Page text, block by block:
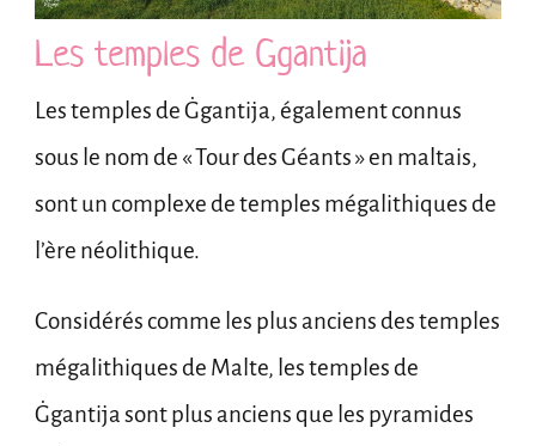
Les temples de Ggantija
Les temples de Ġgantija, également connus
sous le nom de « Tour des Géants » en maltais,
sont un complexe de temples mégalithiques de
l’ère néolithique.
Considérés comme les plus anciens des temples
mégalithiques de Malte, les temples de
Ġgantija sont plus anciens que les pyramides